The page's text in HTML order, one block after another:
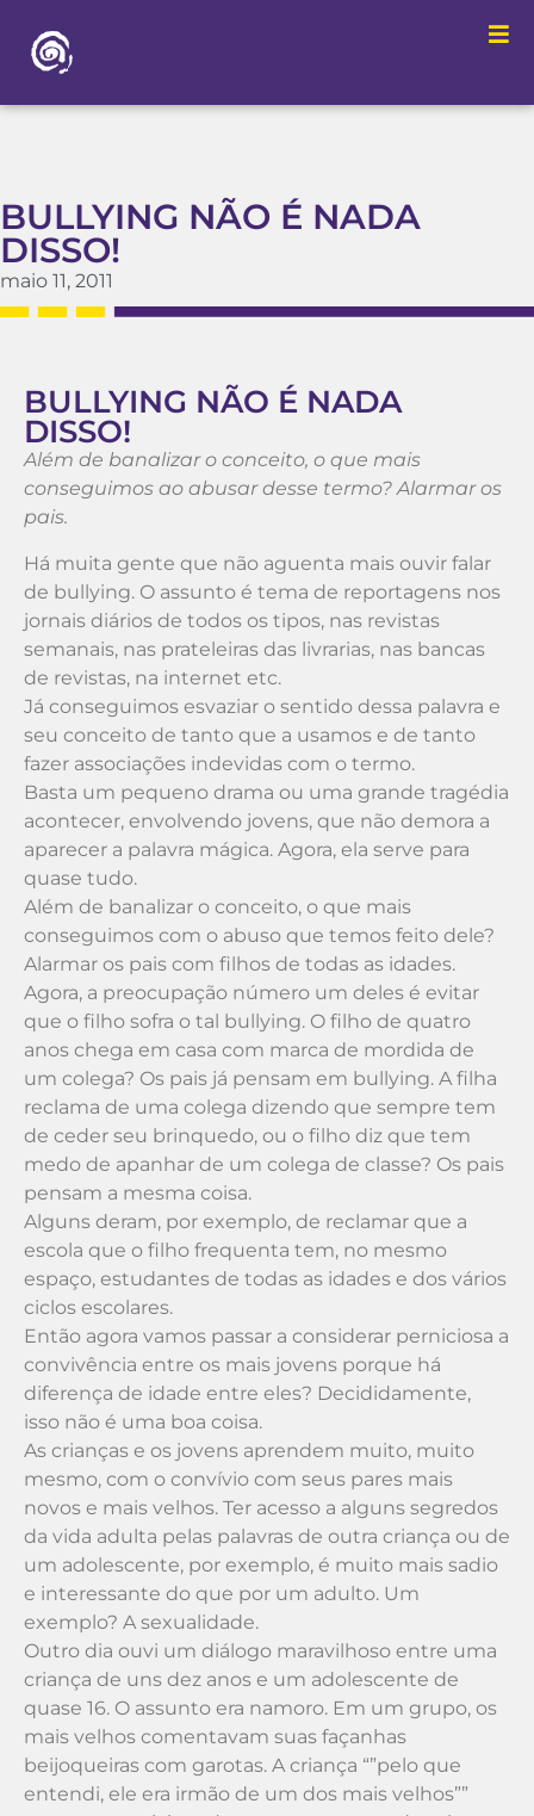
BULLYING NÃO É NADA
DISSO!
maio 11, 2011
BULLYING NÃO É NADA
DISSO!
Além de banalizar o conceito, o que mais
conseguimos ao abusar desse termo? Alarmar os
pais.
Há muita gente que não aguenta mais ouvir falar
de bullying. O assunto é tema de reportagens nos
jornais diários de todos os tipos, nas revistas
semanais, nas prateleiras das livrarias, nas bancas
de revistas, na internet etc.
Já conseguimos esvaziar o sentido dessa palavra e
seu conceito de tanto que a usamos e de tanto
fazer associações indevidas com o termo.
Basta um pequeno drama ou uma grande tragédia
acontecer, envolvendo jovens, que não demora a
aparecer a palavra mágica. Agora, ela serve para
quase tudo.
Além de banalizar o conceito, o que mais
conseguimos com o abuso que temos feito dele?
Alarmar os pais com filhos de todas as idades.
Agora, a preocupação número um deles é evitar
que o filho sofra o tal bullying. O filho de quatro
anos chega em casa com marca de mordida de
um colega? Os pais já pensam em bullying. A filha
reclama de uma colega dizendo que sempre tem
de ceder seu brinquedo, ou o filho diz que tem
medo de apanhar de um colega de classe? Os pais
pensam a mesma coisa.
Alguns deram, por exemplo, de reclamar que a
escola que o filho frequenta tem, no mesmo
espaço, estudantes de todas as idades e dos vários
ciclos escolares.
Então agora vamos passar a considerar perniciosa a
convivência entre os mais jovens porque há
diferença de idade entre eles? Decididamente,
isso não é uma boa coisa.
As crianças e os jovens aprendem muito, muito
mesmo, com o convívio com seus pares mais
novos e mais velhos. Ter acesso a alguns segredos
da vida adulta pelas palavras de outra criança ou de
um adolescente, por exemplo, é muito mais sadio
e interessante do que por um adulto. Um
exemplo? A sexualidade.
Outro dia ouvi um diálogo maravilhoso entre uma
criança de uns dez anos e um adolescente de
quase 16. O assunto era namoro. Em um grupo, os
mais velhos comentavam suas façanhas
beijoqueiras com garotas. A criança “”pelo que
entendi, ele era irmão de um dos mais velhos””